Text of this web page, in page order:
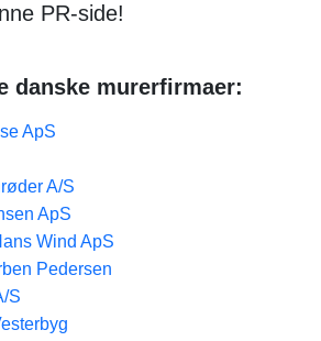
PR-side!
danske murerfirmaer:
ApS
A/S
ApS
Wind ApS
Pedersen
S